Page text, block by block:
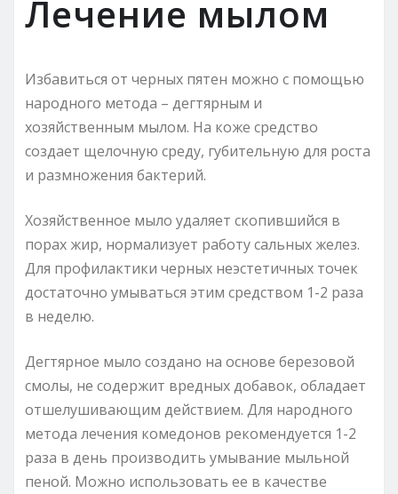
Лечение мылом
Избавиться от черных пятен можно с помощью
народного метода – дегтярным и
хозяйственным мылом. На коже средство
создает щелочную среду, губительную для роста
и размножения бактерий.
Хозяйственное мыло удаляет скопившийся в
порах жир, нормализует работу сальных желез.
Для профилактики черных неэстетичных точек
достаточно умываться этим средством 1-2 раза
в неделю.
Дегтярное мыло создано на основе березовой
смолы, не содержит вредных добавок, обладает
отшелушивающим действием. Для народного
метода лечения комедонов рекомендуется 1-2
раза в день производить умывание мыльной
пеной. Можно использовать ее в качестве